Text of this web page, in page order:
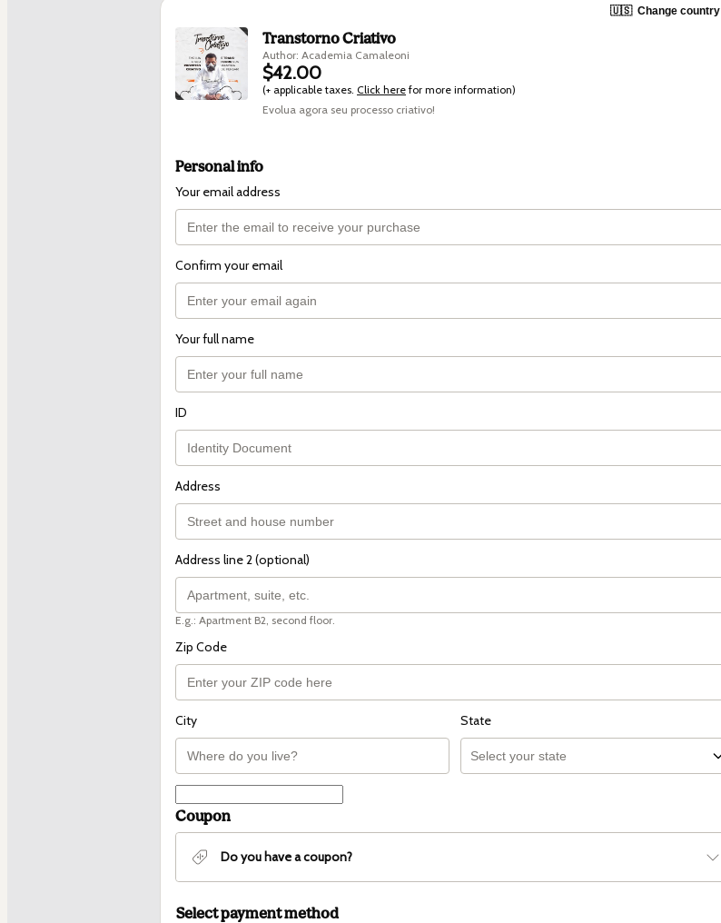
🇺🇸 Change country
Transtorno Criativo
Author: Academia Camaleoni
$42.00
(+ applicable taxes. Click here for more information)
Evolua agora seu processo criativo!
Personal info
Your email address
Confirm your email
Your full name
ID
Address
Address line 2 (optional)
E.g.: Apartment B2, second floor.
Zip Code
City State
Coupon
Do you have a coupon?
Select payment method